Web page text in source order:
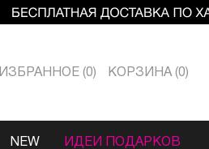
ИЗБРАННОЕ 0 КОРЗИНА 0
NEW ИДЕИ ПОДАРКОВ